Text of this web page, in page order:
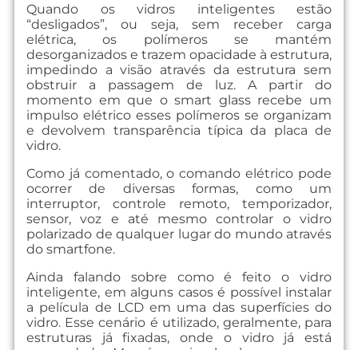
Quando os vidros inteligentes estão
“desligados”, ou seja, sem receber carga
elétrica, os polímeros se mantém
desorganizados e trazem opacidade à estrutura,
impedindo a visão através da estrutura sem
obstruir a passagem de luz. A partir do
momento em que o smart glass recebe um
impulso elétrico esses polímeros se organizam
e devolvem transparência típica da placa de
vidro.
Como já comentado, o comando elétrico pode
ocorrer de diversas formas, como um
interruptor, controle remoto, temporizador,
sensor, voz e até mesmo controlar o vidro
polarizado de qualquer lugar do mundo através
do smartfone.
Ainda falando sobre como é feito o vidro
inteligente, em alguns casos é possível instalar
a película de LCD em uma das superfícies do
vidro. Esse cenário é utilizado, geralmente, para
estruturas já fixadas, onde o vidro já está